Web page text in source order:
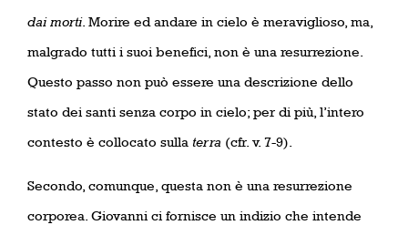
dai morti. Morire ed andare in cielo è meraviglioso, ma,
malgrado tutti i suoi benefici, non è una resurrezione.
Questo passo non può essere una descrizione dello
stato dei santi senza corpo in cielo; per di più, l’intero
contesto è collocato sulla terra (cfr. v. 7-9).
Secondo, comunque, questa non è una resurrezione
corporea. Giovanni ci fornisce un indizio che intende